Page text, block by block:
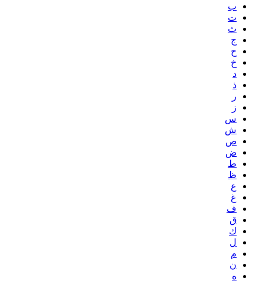
ب
ت
ث
ج
ح
خ
د
ذ
ر
ز
س
ش
ص
ض
ط
ظ
ع
غ
ف
ق
ك
ل
م
ن
ه